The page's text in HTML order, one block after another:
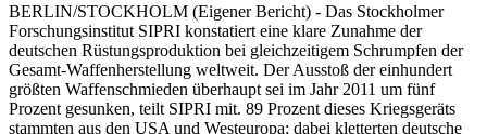
BERLIN/STOCKHOLM (Eigener Bericht) - Das Stockholmer
Forschungsinstitut SIPRI konstatiert eine klare Zunahme der
deutschen Rüstungsproduktion bei gleichzeitigem Schrumpfen der
Gesamt-Waffenherstellung weltweit. Der Ausstoß der einhundert
größten Waffenschmieden überhaupt sei im Jahr 2011 um fünf
Prozent gesunken, teilt SIPRI mit. 89 Prozent dieses Kriegsgeräts
stammten aus den USA und Westeuropa; dabei kletterten deutsche